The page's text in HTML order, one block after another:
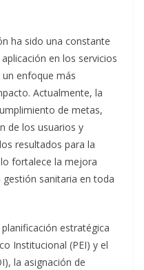
ha sido una constante
en los servicios
enfoque más
Actualmente, la
de metas,
de los usuarios y
resultados para la
fortalece la mejora
gestión sanitaria en toda
estratégica
Institucional (PEI) y el
la asignación de